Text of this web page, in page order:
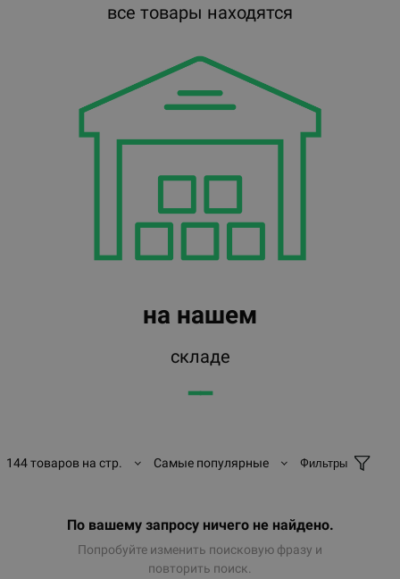
все товары находятся
на нашем
складе
━━
144 товаров на стр. Самые популярные Фильтры
По вашему запросу ничего не найдено.
Попробуйте изменить поисковую фразу и
повторить поиск.